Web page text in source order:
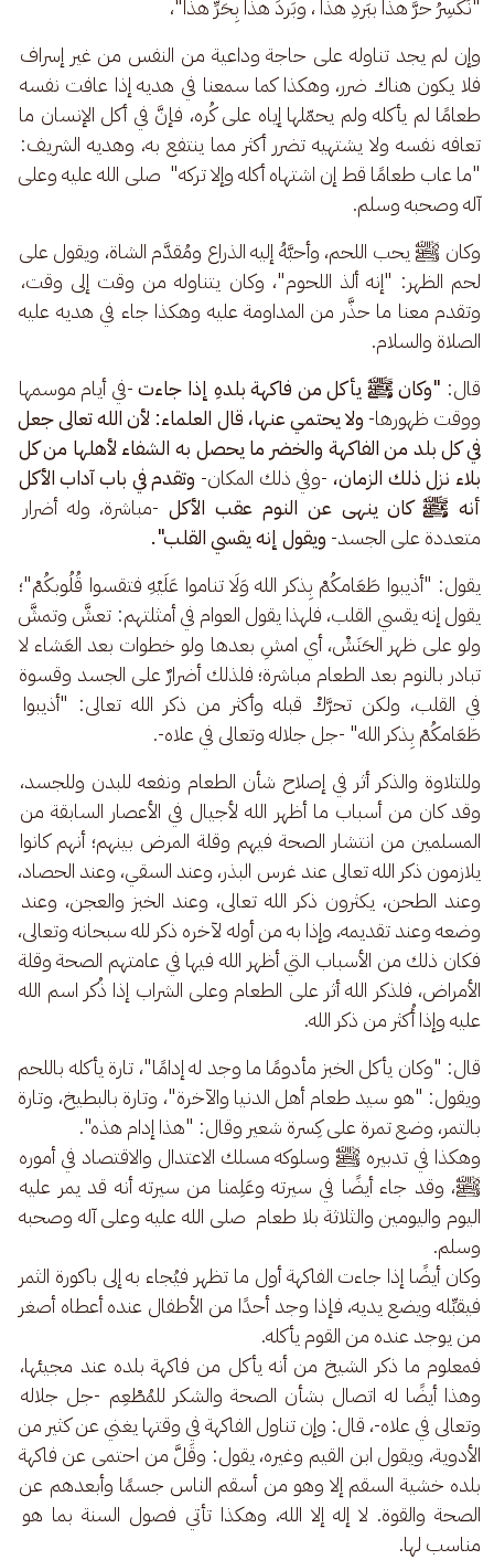
"نَكْسِرُ حرَّ هذا ببَردِ هذا ، وبَردَ هذا بِحَرِّ هذا"،
وإن لم يجد تناوله على حاجة وداعية من النفس من غير إسراف
فلا يكون هناك ضرر، وهكذا كما سمعنا في هديه إذا عافت نفسه
طعامًا لم يأكله ولم يحمّلها إياه على كُره، فإنَّ في أكل الإنسان ما
تعافه نفسه ولا يشتهيه تضرر أكثر مما ينتفع به، وهديه الشريف:
"ما عاب طعامًا قط إن اشتهاه أكله وإلا تركه"  صلى الله عليه وعلى
آله وصحبه وسلم.
وكان ﷺ يحب اللحم، وأحبَّهُ إليه الذراع ومُقدَّم الشاة، ويقول على
لحم الظهر: "إنه ألذ اللحوم"، وكان يتناوله من وقت إلى وقت،
وتقدم معنا ما حذَّر من المداومة عليه وهكذا جاء في هديه عليه
الصلاة والسلام.
قال: "وكان ﷺ يأكل من فاكهة بلدهِ إذا جاءت -في أيام موسمها
ووقت ظهورها- ولا يحتمي عنها، قال العلماء: لأن الله تعالى جعل
في كل بلد من الفاكهة والخضر ما يحصل به الشفاء لأهلها من كل
بلاء نزل ذلك الزمان، -وفي ذلك المكان- وتقدم في باب آداب الأكل
أنه ﷺ كان ينهى عن النوم عقب الأكل -مباشرة، وله أضرار
متعددة على الجسد- ويقول إنه يقسي القلب".
يقول: "أذيبوا طَعَامكُمْ بِذكر الله وَلَا تناموا عَلَيْهِ فتقسوا قُلُوبكُمْ"؛
يقول إنه يقسي القلب، فلهذا يقول العوام في أمثلتهم: تعشَّ وتمشَّ
ولو على ظهر الحَنَشْ، أي امشِ بعدها ولو خطوات بعد العَشاء لا
تبادر بالنوم بعد الطعام مباشرة؛ فلذلك أضرارٌ على الجسد وقسوة
في القلب، ولكن تحرَّكْ قبله وأكثر من ذكر الله تعالى: "أذيبوا
طَعَامكُمْ بِذكر الله" -جل جلاله وتعالى في علاه-.
وللتلاوة والذكر أثر في إصلاح شأن الطعام ونفعه للبدن وللجسد،
وقد كان من أسباب ما أظهر الله لأجيال في الأعصار السابقة من
المسلمين من انتشار الصحة فيهم وقلة المرض بينهم؛ أنهم كانوا
يلازمون ذكر الله تعالى عند غرس البذر، وعند السقي، وعند الحصاد،
وعند الطحن، يكثرون ذكر الله تعالى، وعند الخبز والعجن، وعند
وضعه وعند تقديمه، وإذا به من أوله لآخره ذكر لله سبحانه وتعالى،
فكان ذلك من الأسباب التي أظهر الله فيها في عامتهم الصحة وقلة
الأمراض، فلذكر الله أثر على الطعام وعلى الشراب إذا ذُكر اسم الله
عليه وإذا أُكثر من ذكر الله.
قال: "وكان يأكل الخبز مأدومًا ما وجد له إدامًا"، تارة يأكله باللحم
ويقول: "هو سيد طعام أهل الدنيا والآخرة"، وتارة بالبطيخ، وتارة
بالتمر، وضع تمرة على كِسرة شعير وقال: "هذا إدام هذه".
وهكذا في تدبيره ﷺ وسلوكه مسلك الاعتدال والاقتصاد في أموره
ﷺ، وقد جاء أيضًا في سيرته وعَلِمنا من سيرته أنه قد يمر عليه
اليوم واليومين والثلاثة بلا طعام  صلى الله عليه وعلى آله وصحبه
وسلم.
وكان أيضًا إذا جاءت الفاكهة أول ما تظهر فيُجاء به إلى باكورة الثمر
فيقبِّله ويضع يديه، فإذا وجد أحدًا من الأطفال عنده أعطاه أصغر
من يوجد عنده من القوم يأكله.
فمعلوم ما ذكر الشيخ من أنه يأكل من فاكهة بلده عند مجيئها،
وهذا أيضًا له اتصال بشأن الصحة والشكر للمُطْعِم -جل جلاله
وتعالى في علاه-، قال: وإن تناول الفاكهة في وقتها يغني عن كثير من
الأدوية، ويقول ابن القيم وغيره، يقول: وقَلَّ من احتمى عن فاكهة
بلده خشية السقم إلا وهو من أسقم الناس جسمًا وأبعدهم عن
الصحة والقوة. لا إله إلا الله، وهكذا تأتي فصول السنة بما هو
مناسب لها.